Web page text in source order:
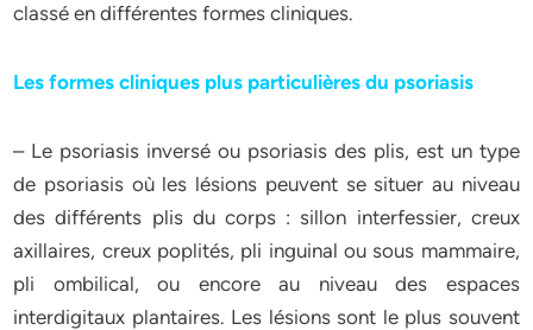
classé en différentes formes cliniques.
Les formes cliniques plus particulières du psoriasis
– Le psoriasis inversé ou psoriasis des plis, est un type
de psoriasis où les lésions peuvent se situer au niveau
des différents plis du corps : sillon interfessier, creux
axillaires, creux poplités, pli inguinal ou sous mammaire,
pli ombilical, ou encore au niveau des espaces
interdigitaux plantaires. Les lésions sont le plus souvent